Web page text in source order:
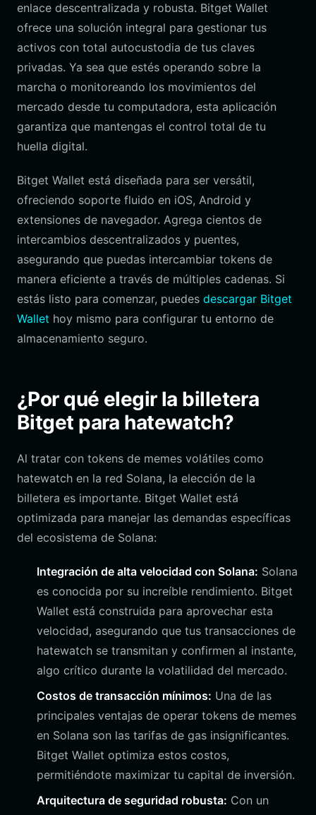
enlace descentralizada y robusta. Bitget Wallet
ofrece una solución integral para gestionar tus
activos con total autocustodia de tus claves
privadas. Ya sea que estés operando sobre la
marcha o monitoreando los movimientos del
mercado desde tu computadora, esta aplicación
garantiza que mantengas el control total de tu
huella digital.
Bitget Wallet está diseñada para ser versátil,
ofreciendo soporte fluido en iOS, Android y
extensiones de navegador. Agrega cientos de
intercambios descentralizados y puentes,
asegurando que puedas intercambiar tokens de
manera eficiente a través de múltiples cadenas. Si
estás listo para comenzar, puedes descargar Bitget
Wallet hoy mismo para configurar tu entorno de
almacenamiento seguro.
¿Por qué elegir la billetera
Bitget para hatewatch?
Al tratar con tokens de memes volátiles como
hatewatch en la red Solana, la elección de la
billetera es importante. Bitget Wallet está
optimizada para manejar las demandas específicas
del ecosistema de Solana:
Integración de alta velocidad con Solana: Solana
es conocida por su increíble rendimiento. Bitget
Wallet está construida para aprovechar esta
velocidad, asegurando que tus transacciones de
hatewatch se transmitan y confirmen al instante,
algo crítico durante la volatilidad del mercado.
Costos de transacción mínimos: Una de las
principales ventajas de operar tokens de memes
en Solana son las tarifas de gas insignificantes.
Bitget Wallet optimiza estos costos,
permitiéndote maximizar tu capital de inversión.
Arquitectura de seguridad robusta: Con un